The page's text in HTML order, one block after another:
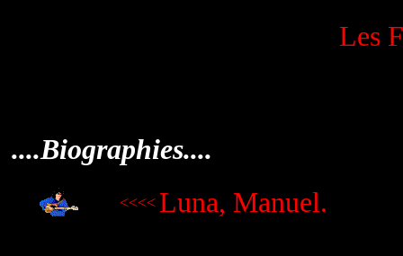
Les
....Biographies....
<<<< Luna, Manuel.